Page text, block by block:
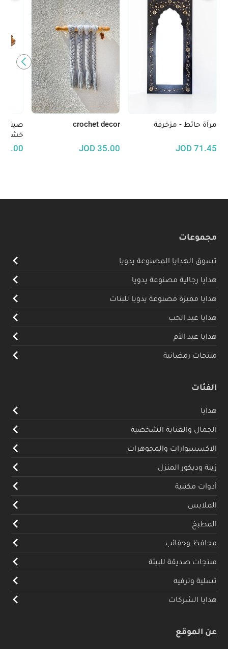
مرآة حائط - مزخرفة
71.45
JOD
crochet decor
35.00
JOD
خشب
30.00
مجموعات
تسوق الهدايا المصنوعة يدويا
هدايا رجالية مصنوعة يدويا
هدايا مميزة مصنوعة يدويا للبنات
هدايا عيد الحب
هدايا عيد الأم
منتجات رمضانية
الفئات
هدايا
الجمال والعناية الشخصية
الاكسسوارات والمجوهرات
زينة وديكور المنزل
أدوات مكتبية
الملابس
المطبخ
محافظ وحقائب
منتجات صديقة للبيئة
تسلية وترفيه
هدايا الشركات
عن الموقع